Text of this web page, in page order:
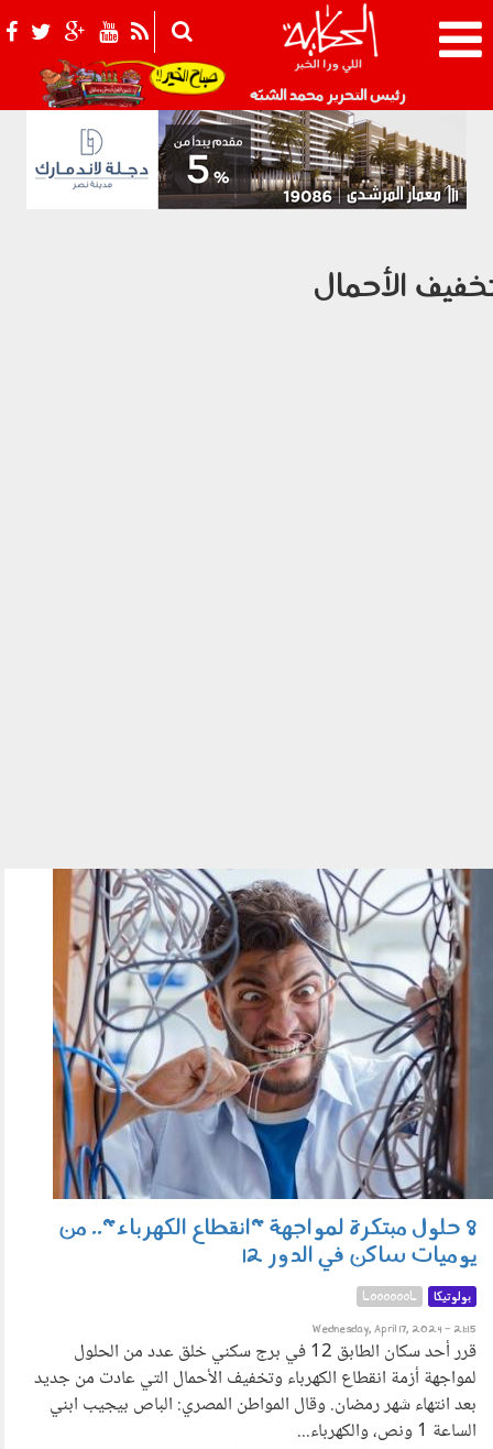
رئيس التحرير محمد الشبّه 021_2.png
الأحمال
1704_010.jpg
8 حلول مبتكرة لمواجهة "انقطاع الكهرباء".. من
يوميات ساكن في الدور 12
بولوتيكا LooooooL
Wednesday, April 17, 2024 - 21:15
قرر أحد سكان الطابق 12 في برج سكني خلق عدد من الحلول
لمواجهة أزمة انقطاع الكهرباء وتخفيف الأحمال التي عادت من جديد
بعد انتهاء شهر رمضان. وقال المواطن المصري: الباص بيجيب ابني
الساعة 1 ونص، والكهرباء...